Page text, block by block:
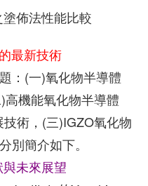
佈法性能比較
最新技術
：(一)氧化物半導體
機能氧化物半導體
術，(三)IGZO氧化物
別簡介如下。
未來展望